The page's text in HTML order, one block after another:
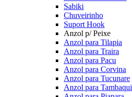
Sabiki
Chuveirinho
Suport Hook
Anzol p/ Peixe
Anzol para Tilapia
Anzol para Traira
Anzol para Pacu
Anzol para Corvina
Anzol para Tucunare
Anzol para Tambaqui